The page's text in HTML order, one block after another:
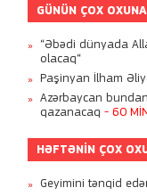
etdi
19:06
GÜNÜN ÇOX
“Əbədi dünyada
olacaq“
Paşinyan İlham
Azərbaycan
qazanacaq - 60
HƏFTƏNIN ÇOX
Geyimini tənqid